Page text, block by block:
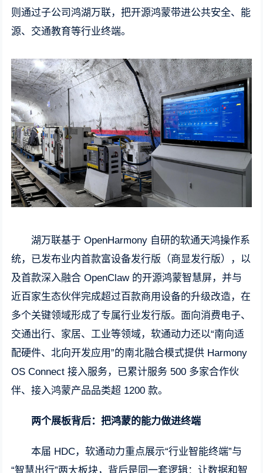
则通过子公司鸿湖万联，把开源鸿蒙带进公共安全、能
源、交通教育等行业终端。
湖万联基于 OpenHarmony 自研的软通天鸿操作系
统，已发布业内首款富设备发行版（商显发行版），以
及首款深入融合 OpenClaw 的开源鸿蒙智慧屏，并与
近百家生态伙伴完成超过百款商用设备的升级改造，在
多个关键领域形成了专属行业发行版。面向消费电子、
交通出行、家居、工业等领域，软通动力还以“南向适
配硬件、北向开发应用”的南北融合模式提供 Harmony
OS Connect 接入服务，已累计服务 500 多家合作伙
伴、接入鸿蒙产品品类超 1200 款。
两个展板背后：把鸿蒙的能力做进终端
本届 HDC，软通动力重点展示“行业智能终端”与
“智慧出行”两大板块，背后是同一套逻辑：让数据和智